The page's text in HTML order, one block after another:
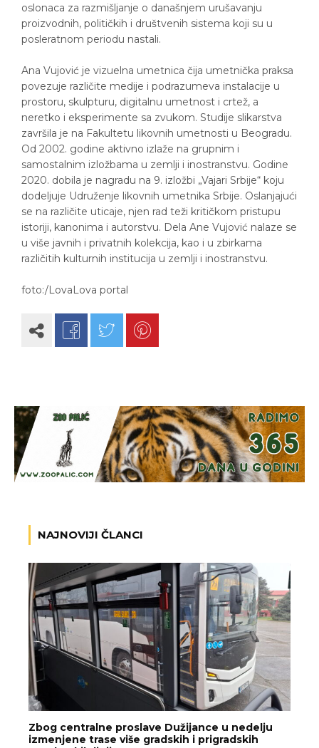
oslonaca za razmišljanje o današnjem urušavanju
proizvodnih, političkih i društvenih sistema koji su u
posleratnom periodu nastali.
Ana Vujović je vizuelna umetnica čija umetnička praksa
povezuje različite medije i podrazumeva instalacije u
prostoru, skulpturu, digitalnu umetnost i crtež, a
neretko i eksperimente sa zvukom. Studije slikarstva
završila je na Fakultetu likovnih umetnosti u Beogradu.
Od 2002. godine aktivno izlaže na grupnim i
samostalnim izložbama u zemlji i inostranstvu. Godine
2020. dobila je nagradu na 9. izložbi „Vajari Srbije“ koju
dodeljuje Udruženje likovnih umetnika Srbije. Oslanjajući
se na različite uticaje, njen rad teži kritičkom pristupu
istoriji, kanonima i autorstvu. Dela Ane Vujović nalaze se
u više javnih i privatnih kolekcija, kao i u zbirkama
različitih kulturnih institucija u zemlji i inostranstvu.
foto:/LovaLova portal
NAJNOVIJI ČLANCI
Zbog centralne proslave Dužijance u nedelju
izmenjene trase više gradskih i prigradskih